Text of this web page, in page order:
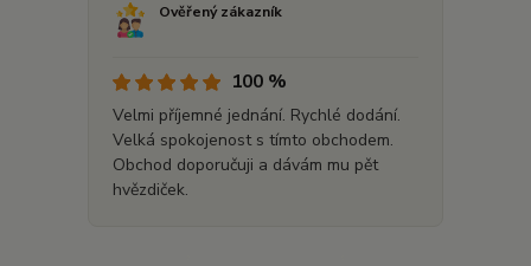
Ověřený zákazník
100 %
Velmi příjemné jednání. Rychlé dodání.
Velká spokojenost s tímto obchodem.
Obchod doporučuji a dávám mu pět
hvězdiček.